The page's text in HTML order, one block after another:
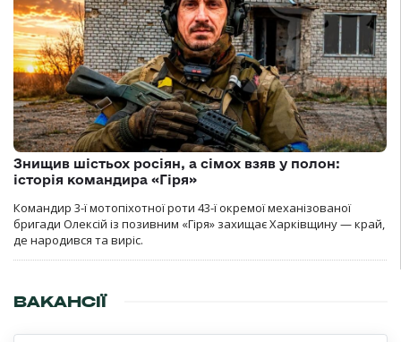
Знищив шістьох росіян, а сімох взяв у полон:
історія командира «Гіря»
Командир 3-ї мотопіхотної роти 43-ї окремої механізованої
бригади Олексій із позивним «Гіря» захищає Харківщину — край,
де народився та виріс.
ВАКАНСІЇ